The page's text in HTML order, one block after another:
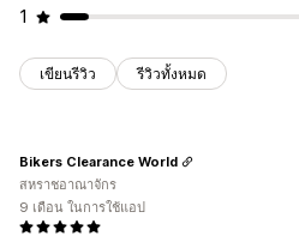
1
เขียนรีวิว รีวิวทั้งหมด
Bikers Clearance World
สหราชอาณาจักร
9 เดือน ในการใช้แอป